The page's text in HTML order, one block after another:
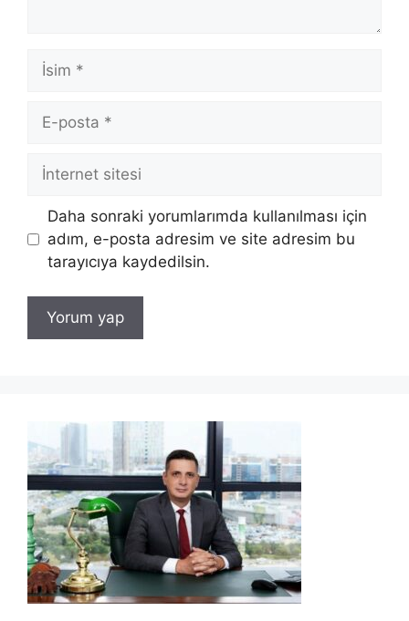
İsim
posta
İnternet
sitesi
Daha sonraki yorumlarımda kullanılması için
adım, e-posta adresim ve site adresim bu
tarayıcıya kaydedilsin.